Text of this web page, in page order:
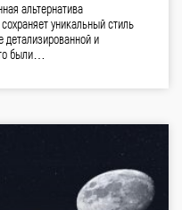
альтернатива
уникальный стиль
детализированной и
были…